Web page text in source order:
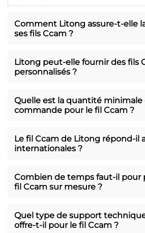
Comment Litong assure-t-elle
ses fils Ccam ?
Litong peut-elle fournir des fils
personnalisés ?
Quelle est la quantité minimale
commande pour le fil Ccam ?
Le fil Ccam de Litong répond-il
internationales ?
Combien de temps faut-il pour
fil Ccam sur mesure ?
Quel type de support
offre-t-il pour le fil Ccam ?